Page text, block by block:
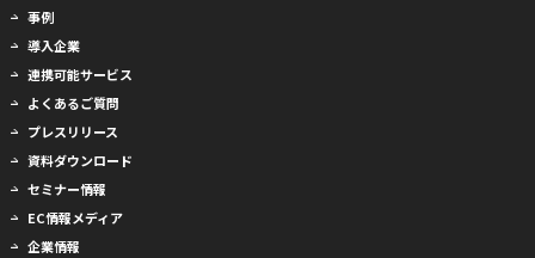
事例
導入企業
連携可能サービス
よくあるご質問
プレスリリース
資料ダウンロード
セミナー情報
EC情報メディア
企業情報